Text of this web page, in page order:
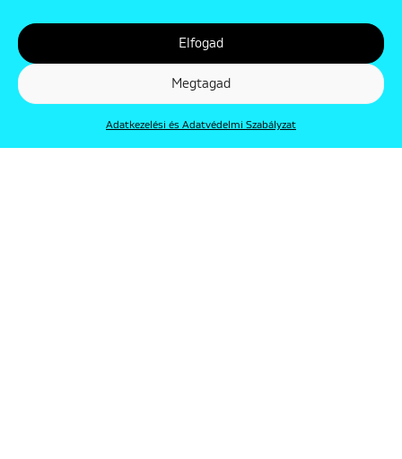
Elfogad
Megtagad
Adatkezelési és Adatvédelmi Szabályzat